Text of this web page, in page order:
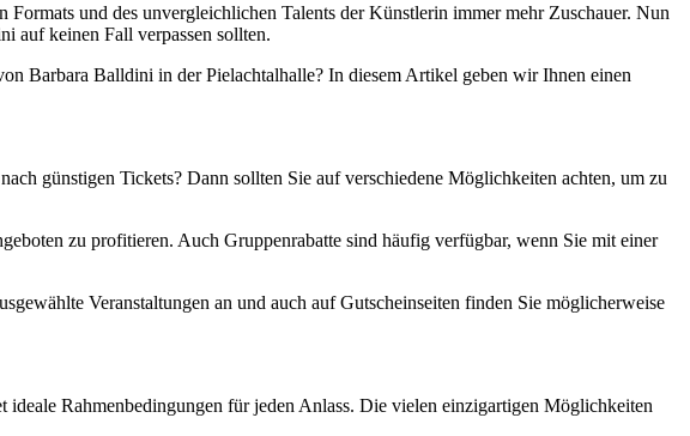
und des unvergleichlichen Talents der Künstlerin immer mehr Zuschauer. Nun
auf keinen Fall verpassen sollten.
Barbara Balldini in der Pielachtalhalle? In diesem Artikel geben wir Ihnen einen
günstigen Tickets? Dann sollten Sie auf verschiedene Möglichkeiten achten, um zu
zu profitieren. Auch Gruppenrabatte sind häufig verfügbar, wenn Sie mit einer
Veranstaltungen an und auch auf Gutscheinseiten finden Sie möglicherweise
Rahmenbedingungen für jeden Anlass. Die vielen einzigartigen Möglichkeiten